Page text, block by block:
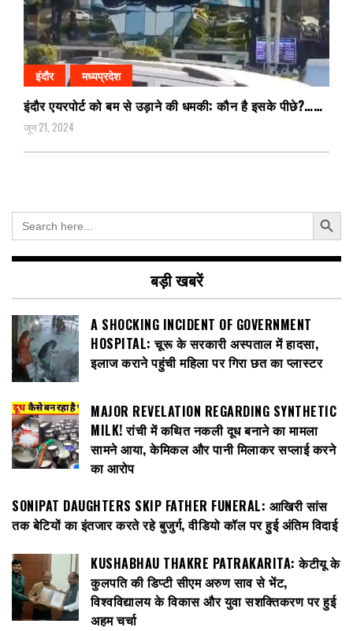
इंदौर मध्यप्रदेश
इंदौर एयरपोर्ट को बम से उड़ाने की धमकी: कौन है इसके पीछे?……
जून 21, 2024
Search
for:
Search Button
बड़ी खबरें
A SHOCKING INCIDENT OF GOVERNMENT
HOSPITAL: चूरू के सरकारी अस्पताल में हादसा,
इलाज कराने पहुंची महिला पर गिरा छत का प्लास्टर
MAJOR REVELATION REGARDING SYNTHETIC
MILK! रांची में कथित नकली दूध बनाने का मामला
सामने आया, केमिकल और पानी मिलाकर सप्लाई करने
का आरोप
SONIPAT DAUGHTERS SKIP FATHER FUNERAL: आखिरी सांस
तक बेटियों का इंतजार करते रहे बुजुर्ग, वीडियो कॉल पर हुई अंतिम विदाई
KUSHABHAU THAKRE PATRAKARITA: केटीयू के
कुलपति की डिप्टी सीएम अरुण साव से भेंट,
विश्वविद्यालय के विकास और युवा सशक्तिकरण पर हुई
अहम चर्चा